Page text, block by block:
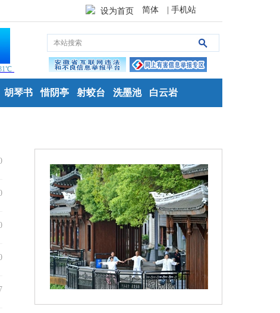
设为首页 简体 | 手机站
胡琴书 惜阴亭 射蛟台 洗墨池 白云岩